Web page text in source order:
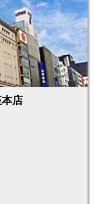
店